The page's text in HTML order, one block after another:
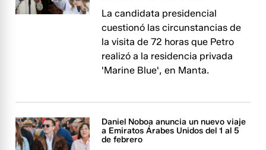
La candidata presidencial
cuestionó las circunstancias de
la visita de 72 horas que Petro
realizó a la residencia privada
'Marine Blue', en Manta.
Daniel Noboa anuncia un nuevo viaje
a Emiratos Árabes Unidos del 1 al 5
de febrero